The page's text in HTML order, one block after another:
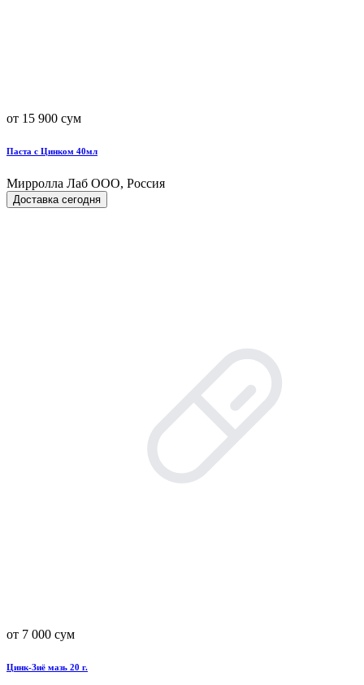
от 15 900 сум
Паста с Цинком 40мл
Мирролла Лаб ООО, Россия
Доставка сегодня
от 7 000 сум
Цинк-Зиё мазь 20 г.